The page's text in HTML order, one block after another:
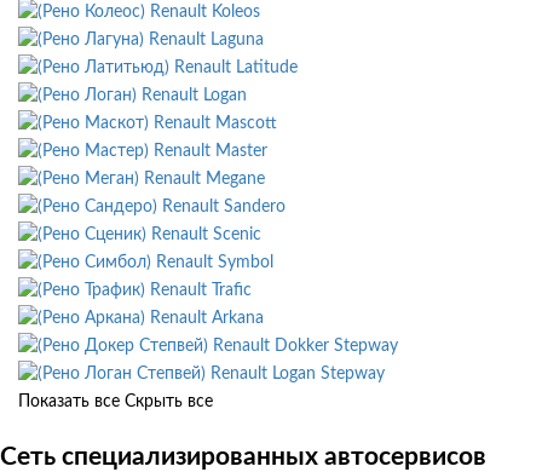
Renault Koleos
Renault Laguna
Renault Latitude
Renault Logan
Renault Mascott
Renault Master
Renault Megane
Renault Sandero
Renault Scenic
Renault Symbol
Renault Trafic
Renault Arkana
Renault Dokker Stepway
Renault Logan Stepway
Показать все Скрыть все
Сеть специализированных автосервисов